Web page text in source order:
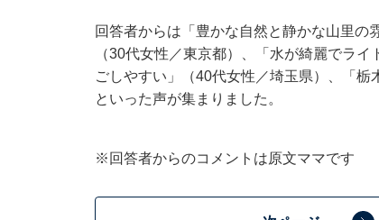
回答者からは「豊かな自然と静かな山里の
（30代女性／東京都）、「水が綺麗でラ
ごしやすい」（40代女性／埼玉県）、「栃
といった声が集まりました。
※回答者からのコメントは原文ママです